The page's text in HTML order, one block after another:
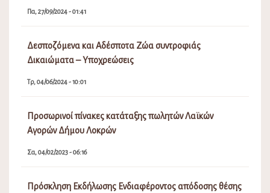
Πα, 27/09/2024 - 01:41
Δεσποζόμενα και Αδέσποτα Ζώα συντροφιάς
Δικαιώματα – Υποχρεώσεις
Τρ, 04/06/2024 - 10:01
Προσωρινοί πίνακες κατάταξης πωλητών Λαϊκών
Αγορών Δήμου Λοκρών
Σα, 04/02/2023 - 06:16
Πρόσκληση Εκδήλωσης Ενδιαφέροντος απόδοσης θέσης